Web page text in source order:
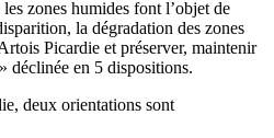
zones humides font l’objet de
la dégradation des zones
Picardie et préserver, maintenir
déclinée en 5 dispositions.
deux orientations sont